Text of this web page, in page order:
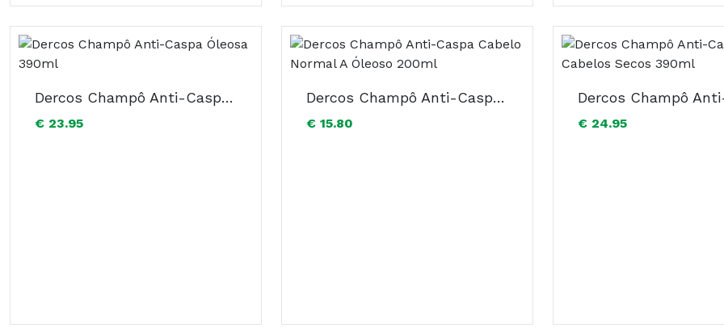
Dercos Champô Anti-Caspa Óleosa 390ml
€ 23.95
Dercos Champô Anti-Caspa Cabelo Normal A Óleoso 200ml
€ 15.80 € 24.95